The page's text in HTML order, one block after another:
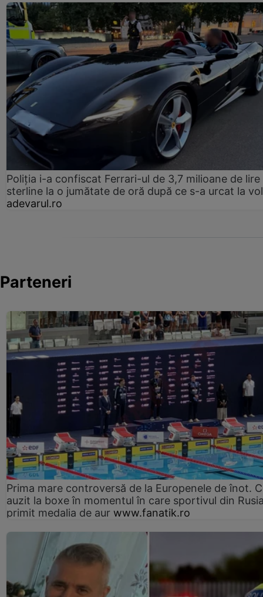
Poliția i-a confiscat Ferrari-ul de 3,7 milioane de lire
sterline la o jumătate de oră după ce s-a urcat la
adevarul.ro
Parteneri
Prima mare controversă de la Europenele de înot.
auzit la boxe în momentul în care sportivul din
primit medalia de aur www.fanatik.ro